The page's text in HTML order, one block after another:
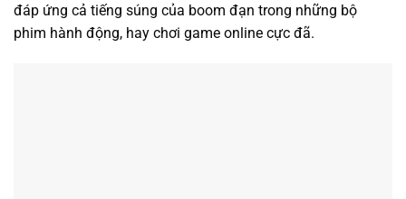
đáp ứng cả tiếng súng của boom đạn trong những bộ
phim hành động, hay chơi game online cực đã.